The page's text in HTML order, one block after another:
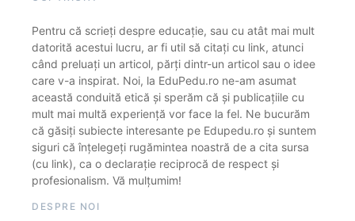
Pentru că scrieți despre educație, sau cu atât mai mult
datorită acestui lucru, ar fi util să citați cu link, atunci
când preluați un articol, părți dintr-un articol sau o idee
care v-a inspirat. Noi, la EduPedu.ro ne-am asumat
această conduită etică și sperăm că și publicațiile cu
mult mai multă experiență vor face la fel. Ne bucurăm
că găsiți subiecte interesante pe Edupedu.ro și suntem
siguri că înțelegeți rugămintea noastră de a cita sursa
(cu link), ca o declarație reciprocă de respect și
profesionalism. Vă mulțumim!
DESPRE NOI